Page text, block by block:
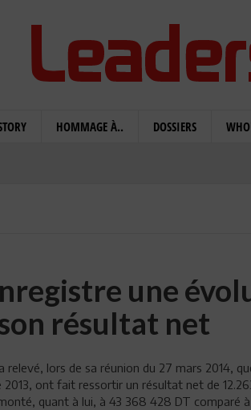
HOMMAGE À.. DOSSIERS
une
résultat net
relevé, lors de sa réunion du 27 mars 2014,
ont fait ressortir un résultat net de
quant à lui, à 43 368 428 DT comparé